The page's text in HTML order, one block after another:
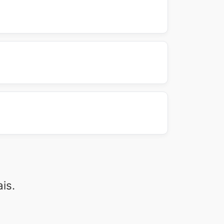
verificar os termos e condições de
na página *Sobre Nós* ou envie um